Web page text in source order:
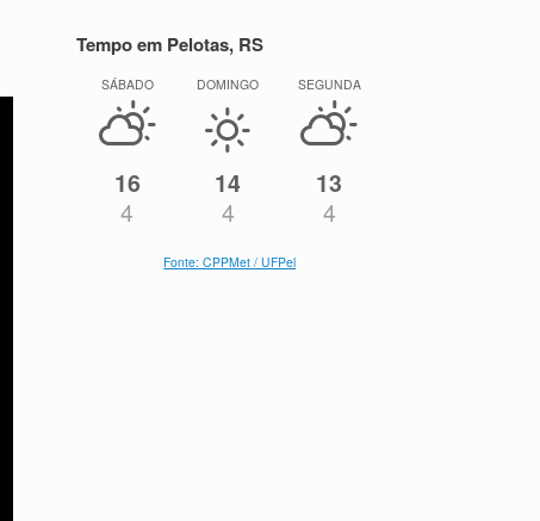
Tempo em Pelotas, RS
SÁBADO
16
4
DOMINGO
14
4
SEGUNDA
13
4
Fonte: CPPMet / UFPel